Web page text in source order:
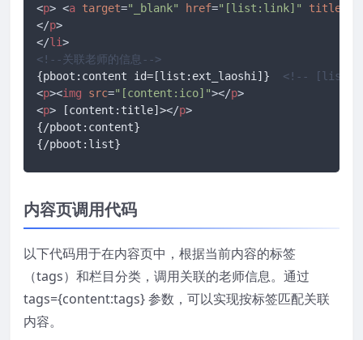
<p> <a target="_blank" href="[list:link]" title
</p>
</li>
<!--关联老师的信息-->
{pboot:content id=[list:ext_laoshi]} <!--
<p><img src="[content:ico]"></p>
<p> [content:title]></p>
{/pboot:content}
{/pboot:list}
内容页调用代码
以下代码用于在内容页中，根据当前内容的标签
（tags）和栏目分类，调用关联的老师信息。通过
tags={content:tags} 参数，可以实现按标签匹配关联
内容。